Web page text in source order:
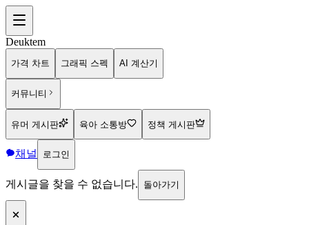
Deuktem
가격 차트 그래픽 스펙 AI 계산기
커뮤니티
유머 게시판 육아 소통방 정책 게시판
채널 로그인
게시글을 찾을 수 없습니다. 돌아가기